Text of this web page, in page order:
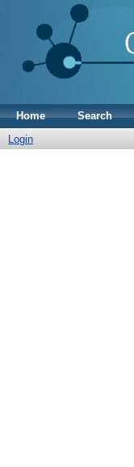
Home Search
Login